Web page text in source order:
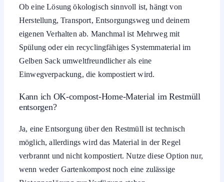
Ob eine Lösung ökologisch sinnvoll ist, hängt von
Herstellung, Transport, Entsorgungsweg und deinem
eigenen Verhalten ab. Manchmal ist Mehrweg mit
Spülung oder ein recyclingfähiges Systemmaterial im
Gelben Sack umweltfreundlicher als eine
Einwegverpackung, die kompostiert wird.
Kann ich OK-compost-Home-Material im Restmüll
entsorgen?
Ja, eine Entsorgung über den Restmüll ist technisch
möglich, allerdings wird das Material in der Regel
verbrannt und nicht kompostiert. Nutze diese Option nur,
wenn weder Gartenkompost noch eine zulässige